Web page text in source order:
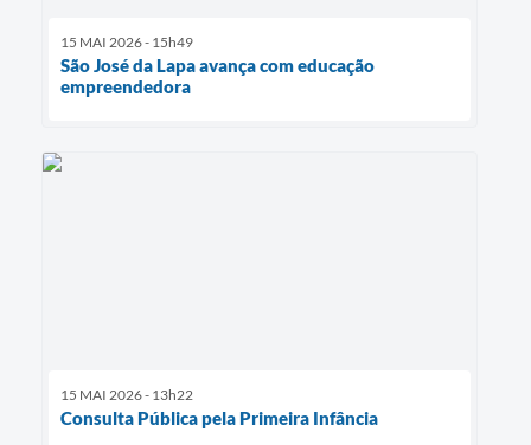
15 MAI 2026 - 15h49
São José da Lapa avança com educação
empreendedora
15 MAI 2026 - 13h22
Consulta Pública pela Primeira Infância